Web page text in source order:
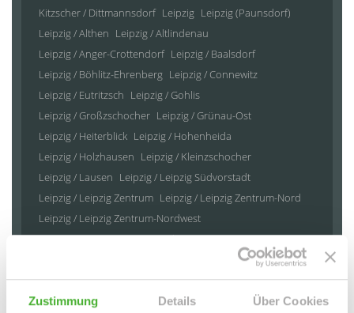
Zustimmung Details Über Cookies
Kitzscher / Dittmannsdorf Leipzig Leipzig (Paunsdorf)
Leipzig / Althen Leipzig / Altlindenau
Leipzig / Anger-Crottendorf Leipzig / Baalsdorf
Leipzig / Böhlitz-Ehrenberg Leipzig / Connewitz
Leipzig / Eutritzsch Leipzig / Gohlis
Leipzig / Großzschocher Leipzig / Grünau-Ost
Leipzig / Heiterblick Leipzig / Hohenheida
Leipzig / Holzhausen Leipzig / Kleinzschocher
Leipzig / Lausen Leipzig / Leipzig Südvorstadt
Leipzig / Leipzig Zentrum Leipzig / Leipzig Zentrum-Nord
Leipzig / Leipzig Zentrum-Nordwest
Leipzig / Leipzig Zentrum-Süd
Leipzig / Liebertwolkwitz
Leipzig / Lindenau Leipzig / Lindenthal Leipzig / Mölkau
Leipzig / Neustadt-Neuschönefeld
Leipzig / Paunsdorf